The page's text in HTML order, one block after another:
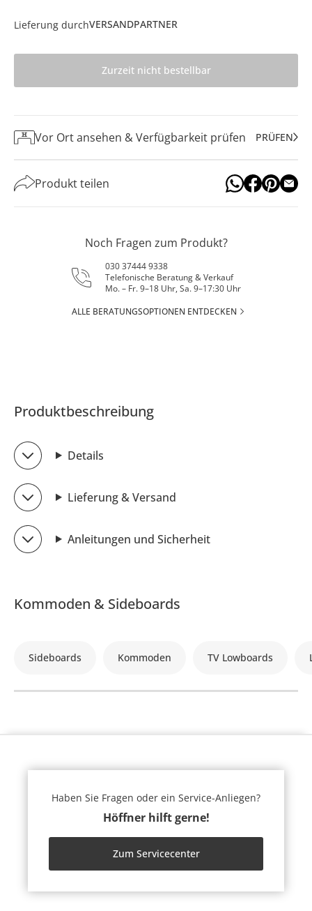
Lieferung durchVERSANDPARTNER
Zurzeit nicht bestellbar
Vor Ort ansehen & Verfügbarkeit prüfen PRÜFEN
Produkt teilen
Noch Fragen zum Produkt?
030 37444 9338
Telefonische Beratung & Verkauf
Mo. – Fr. 9–18 Uhr, Sa. 9–17:30 Uhr
ALLE BERATUNGSOPTIONEN ENTDECKEN
Produktbeschreibung
Details
Lieferung & Versand
Anleitungen und Sicherheit
Kommoden & Sideboards
Sideboards Kommoden TV Lowboards
Haben Sie Fragen oder ein Service-Anliegen?
Höffner hilft gerne!
Zum Servicecenter